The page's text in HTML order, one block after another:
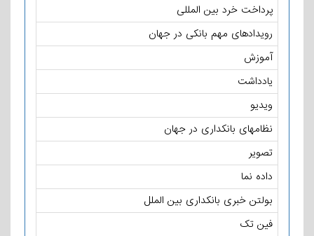
پرداخت خرد بین المللی
رویدادهای مهم بانکی در جهان
آموزش
یادداشت
ویدیو
نظامهای بانکداری در جهان
تصویر
داده نما
بولتن خبری بانکداری بین الملل
فین تک